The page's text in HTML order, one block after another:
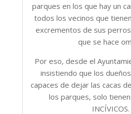
parques en los que hay un
todos los vecinos que
excrementos de sus
que se hace
Por eso, desde el
insistiendo que los
capaces de dejar las cacas
los parques, solo
INCÍVICOS.